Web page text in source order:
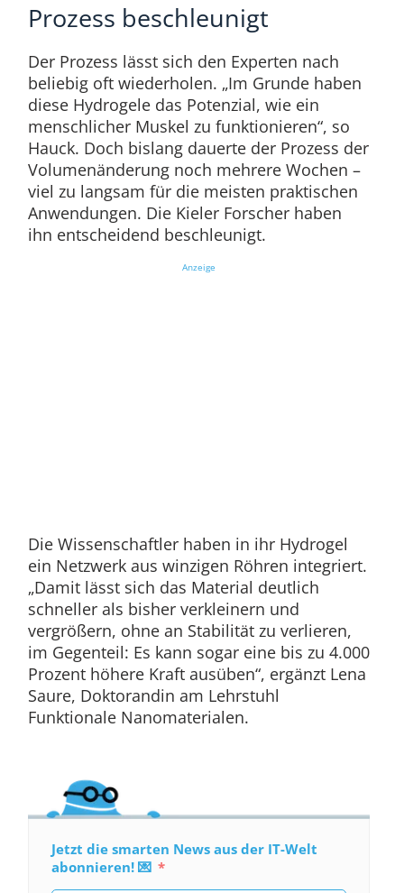
Prozess beschleunigt
Der Prozess lässt sich den Experten nach
beliebig oft wiederholen. „Im Grunde haben
diese Hydrogele das Potenzial, wie ein
menschlicher Muskel zu funktionieren“, so
Hauck. Doch bislang dauerte der Prozess der
Volumenänderung noch mehrere Wochen –
viel zu langsam für die meisten praktischen
Anwendungen. Die Kieler Forscher haben
ihn entscheidend beschleunigt.
Anzeige
Die Wissenschaftler haben in ihr Hydrogel
ein Netzwerk aus winzigen Röhren integriert.
„Damit lässt sich das Material deutlich
schneller als bisher verkleinern und
vergrößern, ohne an Stabilität zu verlieren,
im Gegenteil: Es kann sogar eine bis zu 4.000
Prozent höhere Kraft ausüben“, ergänzt Lena
Saure, Doktorandin am Lehrstuhl
Funktionale Nanomaterialen.
Jetzt die smarten News aus der IT-Welt
abonnieren! 💌